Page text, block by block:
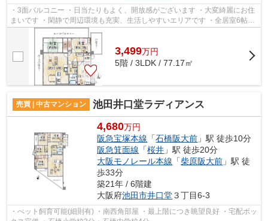
・3面バルコニー ・日当たりもよく、開放感がございます ・大変綺麗にお住
まいです ・閑静で周辺環境も充実、生活しやすいエリアです ・全居室6帖以
上 ・石橋小学校・石橋中学校
3,499万円
5階 / 3LDK / 77.17㎡
売買 | 中古マンション 池田井口堂ラディアンス
4,680万円
阪急宝塚本線 「石橋阪大前 」駅 徒歩10分
阪急箕面線 「桜井 」駅 徒歩20分
大阪モノレール本線 「柴原阪大前 」駅 徒
歩33分
築21年 / 6階建
大阪府池田市井口堂３丁目6-3
・ぺット飼育可能(細則有) ・南西角部屋 ・最上階につき眺望良好 ・宅配ボッ